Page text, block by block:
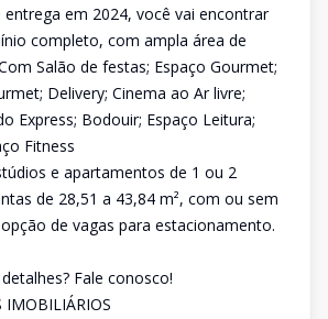
entrega em 2024, você vai encontrar
completo, com ampla área de
Salão de festas; Espaço Gourmet;
Delivery; Cinema ao Ar livre;
Express; Bodouir; Espaço Leitura;
Fitness
e apartamentos de 1 ou 2
de 28,51 a 43,84 m², com ou sem
de vagas para estacionamento.
Fale conosco!
IMOBILIÁRIOS